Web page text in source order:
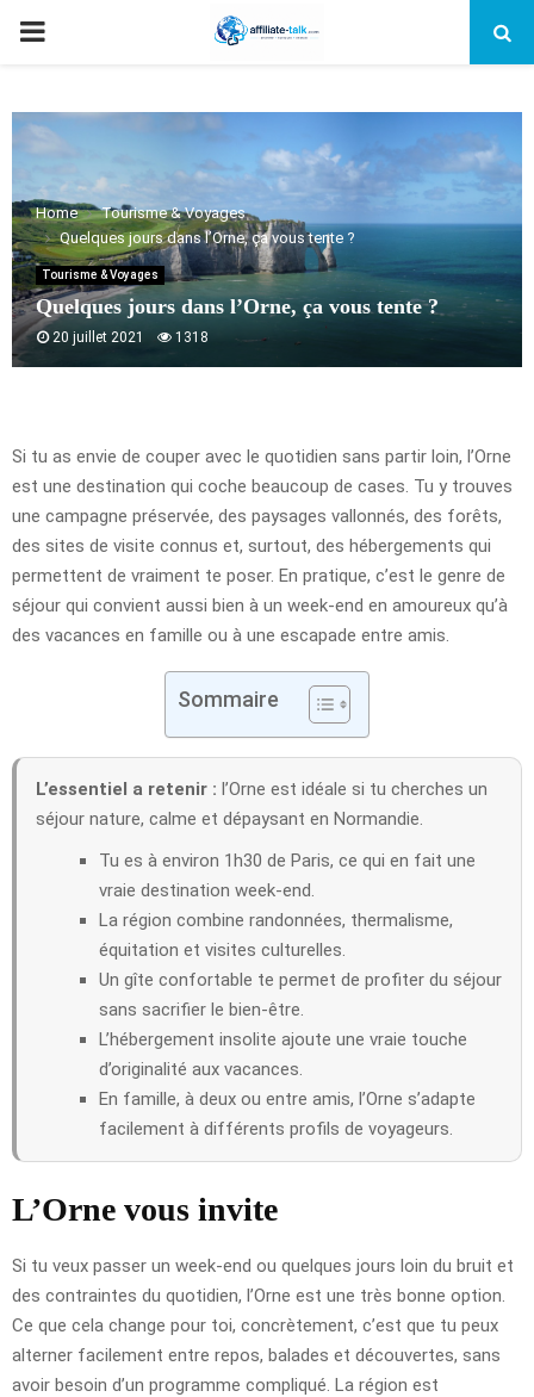
PRIMARY
Home
Tourisme & Voyages
Quelques jours dans l’Orne, ça vous tente ?
Tourisme & Voyages
Quelques jours dans l’Orne, ça vous tente ?
20 juillet 2021 1318
Si tu as envie de couper avec le quotidien sans partir loin, l’Orne
est une destination qui coche beaucoup de cases. Tu y trouves
une campagne préservée, des paysages vallonnés, des forêts,
des sites de visite connus et, surtout, des hébergements qui
permettent de vraiment te poser. En pratique, c’est le genre de
séjour qui convient aussi bien à un week-end en amoureux qu’à
des vacances en famille ou à une escapade entre amis.
Sommaire
L’essentiel a retenir : l’Orne est idéale si tu cherches un
séjour nature, calme et dépaysant en Normandie.
Tu es à environ 1h30 de Paris, ce qui en fait une
vraie destination week-end.
La région combine randonnées, thermalisme,
équitation et visites culturelles.
Un gîte confortable te permet de profiter du séjour
sans sacrifier le bien-être.
L’hébergement insolite ajoute une vraie touche
d’originalité aux vacances.
En famille, à deux ou entre amis, l’Orne s’adapte
facilement à différents profils de voyageurs.
L’Orne vous invite
Si tu veux passer un week-end ou quelques jours loin du bruit et
des contraintes du quotidien, l’Orne est une très bonne option.
Ce que cela change pour toi, concrètement, c’est que tu peux
alterner facilement entre repos, balades et découvertes, sans
avoir besoin d’un programme compliqué. La région est